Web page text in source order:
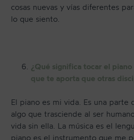
cosas nuevas y vías diferentes
lo que siento.
¿Qué significa tocar el
que te aporta que otras
El piano es mi vida. Es una parte
algo que trasciende al ser
vida sin ella. La música es el
piano es el instrumento que me